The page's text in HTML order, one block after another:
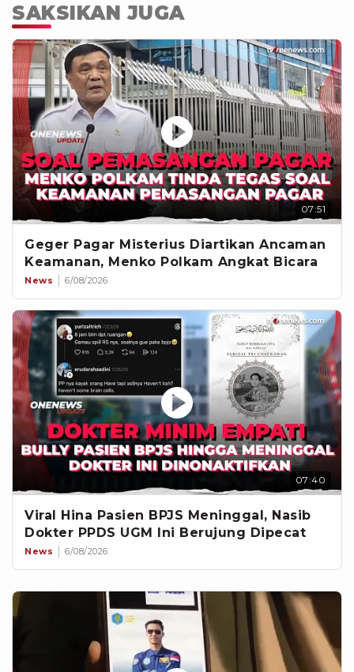
SAKSIKAN JUGA
07:51
Geger Pagar Misterius Diartikan Ancaman
Keamanan, Menko Polkam Angkat Bicara
News 6/08/2026
07:40
Viral Hina Pasien BPJS Meninggal, Nasib
Dokter PPDS UGM Ini Berujung Dipecat
News 6/08/2026